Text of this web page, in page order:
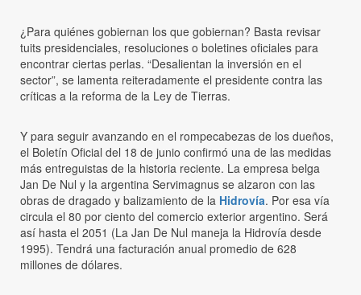
¿Para quiénes gobiernan los que gobiernan? Basta revisar
tuits presidenciales, resoluciones o boletines oficiales para
encontrar ciertas perlas. “Desalientan la inversión en el
sector”, se lamenta reiteradamente el presidente contra las
críticas a la reforma de la Ley de Tierras.
Y para seguir avanzando en el rompecabezas de los dueños,
el Boletín Oficial del 18 de junio confirmó una de las medidas
más entreguistas de la historia reciente. La empresa belga
Jan De Nul y la argentina Servimagnus se alzaron con las
obras de dragado y balizamiento de la Hidrovía. Por esa vía
circula el 80 por ciento del comercio exterior argentino. Será
así hasta el 2051 (La Jan De Nul maneja la Hidrovía desde
1995). Tendrá una facturación anual promedio de 628
millones de dólares.